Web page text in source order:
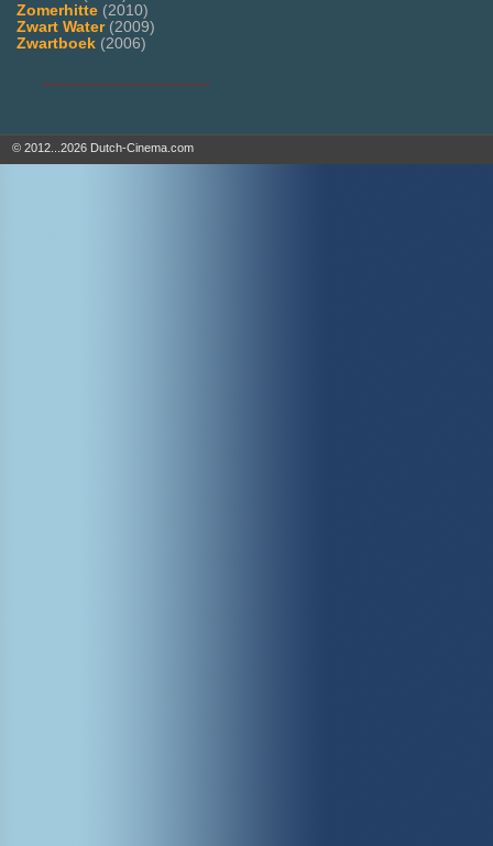
Zomerhitte (2010)
Zwart Water(2009)
Zwartboek (2006)
© 2012...2026 Dutch-Cinema.com